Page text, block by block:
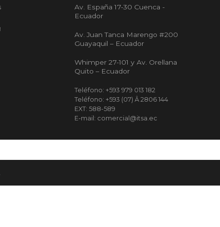
Av. España 17-30 Cuenca -
Ecuador
Av. Juan Tanca Marengo #200
Guayaquil – Ecuador
Whimper 27-101 y Av. Orellana
Quito – Ecuador
Teléfono: +593 979 013 182
Teléfono: +593 (07) Â 2806 144
EXT: 588-589
E-mail: comercial@itsa.ec